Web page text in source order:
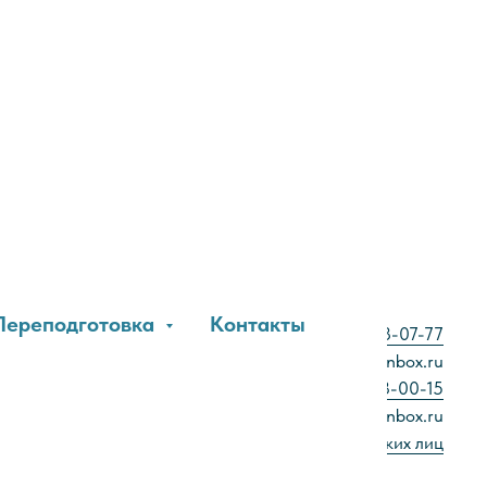
ул. Московская, 17, офис 304 тел.:8 (912) 358-07-77
sems-orsk@inbox.ru
+7 (905) 813-00-15
sems-ntrsk@inbox.ru
Образец заявки для юридических лиц
Контакты